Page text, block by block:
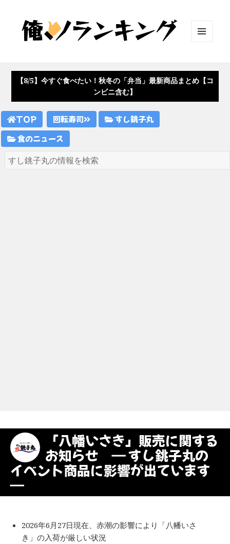
ット
【8/5】今すぐ食べたい！秋冬の「弁当」最新商品まとめ【コ
ンビニ含む】
TOP 回転寿司
すし銚子丸
食のニュース
「八幡いさき」販売に関する
お知らせ ― すし銚子丸の
イベント商品に影響が出ています
―
2026年6月27日現在、赤潮の影響により「八幡いさ
き」の入荷が厳しい状況